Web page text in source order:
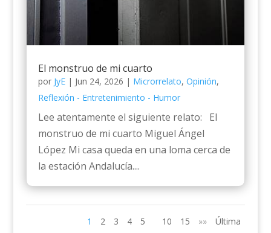
El monstruo de mi cuarto
por JyE| Jun 24, 2026 | Microrrelato, Opinión,
Reflexión - Entretenimiento - Humor
Lee atentamente el siguiente relato: El
monstruo de mi cuarto Miguel Ángel
López Mi casa queda en una loma cerca de
la estación Andalucía....
1 2 3 4 5 10 15 »» Última